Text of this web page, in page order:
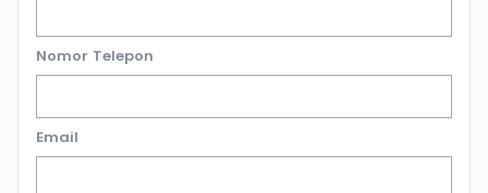
Nomor Telepon
Email